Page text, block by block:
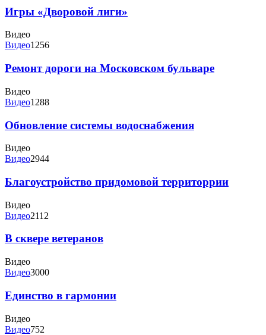
Игры «Дворовой лиги»
Видео
Видео1256
Ремонт дороги на Московском бульваре
Видео
Видео1288
Обновление системы водоснабжения
Видео
Видео2944
Благоустройство придомовой территоррии
Видео
Видео2112
В сквере ветеранов
Видео
Видео3000
Единство в гармонии
Видео
Видео752